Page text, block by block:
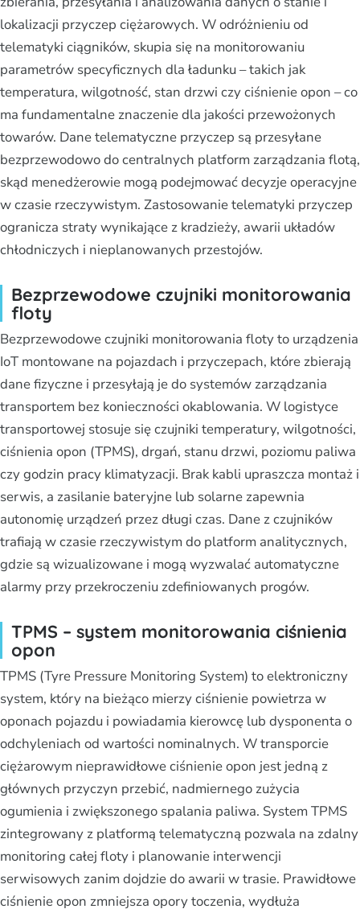
lokalizacji przyczep ciężarowych. W odróżnieniu od
telematyki ciągników, skupia się na monitorowaniu
parametrów specyficznych dla ładunku – takich jak
temperatura, wilgotność, stan drzwi czy ciśnienie opon – co
ma fundamentalne znaczenie dla jakości przewożonych
towarów. Dane telematyczne przyczep są przesyłane
bezprzewodowo do centralnych platform zarządzania flotą,
skąd menedżerowie mogą podejmować decyzje operacyjne
w czasie rzeczywistym. Zastosowanie telematyki przyczep
ogranicza straty wynikające z kradzieży, awarii układów
chłodniczych i nieplanowanych przestojów.
Bezprzewodowe czujniki monitorowania
floty
Bezprzewodowe czujniki monitorowania floty to urządzenia
IoT montowane na pojazdach i przyczepach, które zbierają
dane fizyczne i przesyłają je do systemów zarządzania
transportem bez konieczności okablowania. W logistyce
transportowej stosuje się czujniki temperatury, wilgotności,
ciśnienia opon (TPMS), drgań, stanu drzwi, poziomu paliwa
czy godzin pracy klimatyzacji. Brak kabli upraszcza montaż i
serwis, a zasilanie bateryjne lub solarne zapewnia
autonomię urządzeń przez długi czas. Dane z czujników
trafiają w czasie rzeczywistym do platform analitycznych,
gdzie są wizualizowane i mogą wyzwalać automatyczne
alarmy przy przekroczeniu zdefiniowanych progów.
TPMS – system monitorowania ciśnienia
opon
TPMS (Tyre Pressure Monitoring System) to elektroniczny
system, który na bieżąco mierzy ciśnienie powietrza w
oponach pojazdu i powiadamia kierowcę lub dysponenta o
odchyleniach od wartości nominalnych. W transporcie
ciężarowym nieprawidłowe ciśnienie opon jest jedną z
głównych przyczyn przebić, nadmiernego zużycia
ogumienia i zwiększonego spalania paliwa. System TPMS
zintegrowany z platformą telematyczną pozwala na zdalny
monitoring całej floty i planowanie interwencji
serwisowych zanim dojdzie do awarii w trasie. Prawidłowe
ciśnienie opon zmniejsza opory toczenia, wydłuża